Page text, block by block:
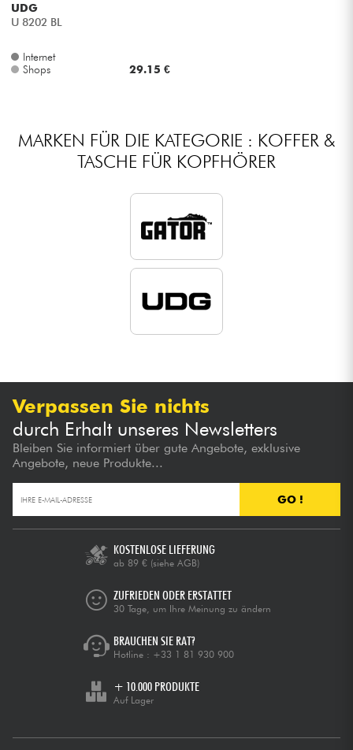
HiFi
Sehen Sie sich unsere Marken an
UDG
U 8202 BL
Internet
Shops
29.15 €
MARKEN FÜR DIE KATEGORIE : KOFFER &
TASCHE FÜR KOPFHÖRER
Verpassen Sie nichts
durch Erhalt unseres Newsletters
Bleiben Sie informiert über gute Angebote, exklusive
Angebote, neue Produkte...
GO !
KOSTENLOSE LIEFERUNG
ab 89 € (siehe AGB)
ZUFRIEDEN ODER ERSTATTET
30 Tage, um Ihre Meinung zu ändern
BRAUCHEN SIE RAT?
Hotline : +33 1 81 930 900
+ 10.000 PRODUKTE
Auf Lager